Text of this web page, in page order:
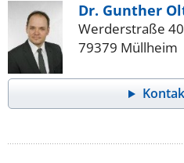
Dr. Gunther
Werderstraße 40
79379 Müllheim